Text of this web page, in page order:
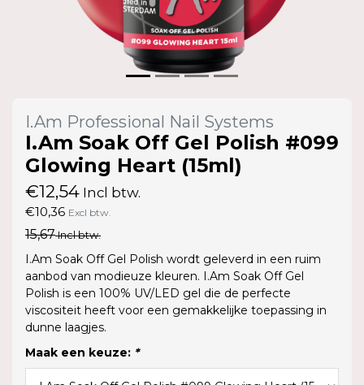
I.Am Professional Nail Systems
I.Am Soak Off Gel Polish #099
Glowing Heart (15ml)
€12,54 Incl btw.
€10,36 Excl btw.
15,67Incl btw.
I.Am Soak Off Gel Polish wordt geleverd in een ruim
aanbod van modieuze kleuren. I.Am Soak Off Gel
Polish is een 100% UV/LED gel die de perfecte
viscositeit heeft voor een gemakkelijke toepassing in
dunne laagjes.
Maak een keuze: *